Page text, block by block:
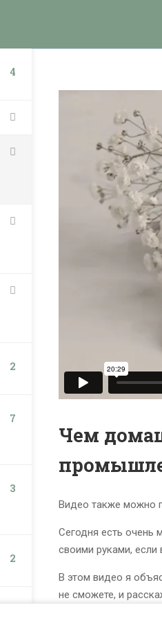
4
2
7
3
2
Чем
Видео также можно
Сегодня есть очень
своими руками, если
В этом видео я
не сможете, и
КНИГИ